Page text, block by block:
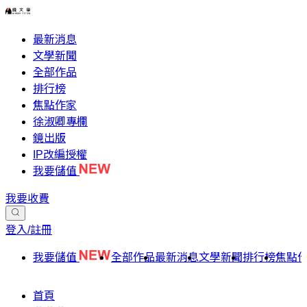
最新消息
文學新聞
全部作品
排行榜
焦點作家
徐淑卿專欄
鏡出版
IP改編授權
我要儲值
我要收費
登入/註冊
我要儲值 全部作品最新消息文學新聞排行榜焦點
首頁